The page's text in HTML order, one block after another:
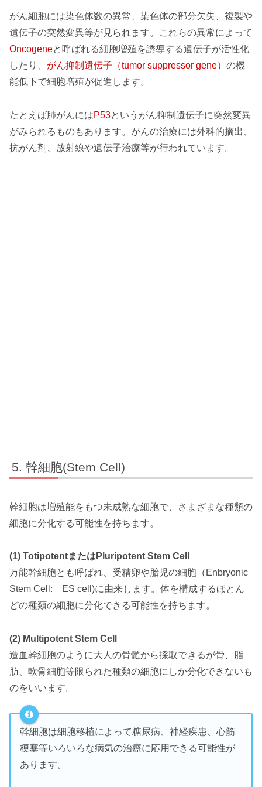
がん細胞には染色体数の異常、染色体の部分欠失、複製や
遺伝子の突然変異等が見られます。これらの異常によって
Oncogeneと呼ばれる細胞増殖を誘導する遺伝子が活性化
したり、 がん抑制遺伝子（tumor suppressor gene） の機
能低下で細胞増殖が促進します。
たとえば肺がんにはP53というがん抑制遺伝子に突然変異
がみられるものもあります。がんの治療には外科的摘出、
抗がん剤、放射線や遺伝子治療等が行われています。
幹細胞(Stem Cell)
幹細胞は増殖能をもつ未成熟な細胞で、さまざまな種類の
細胞に分化する可能性を持ちます。
(1) TotipotentまたはPluripotent Stem Cell
万能幹細胞とも呼ばれ、受精卵や胎児の細胞（Enbryonic
Stem Cell: ES cell)に由来します。体を構成するほとん
どの種類の細胞に分化できる可能性を持ちます。
(2) Multipotent Stem Cell
造血幹細胞のように大人の骨髄から採取できるが骨、脂
肪、軟骨細胞等限られた種類の細胞にしか分化できないも
のをいいます。
幹細胞は細胞移植によって糖尿病、神経疾患、心筋
梗塞等いろいろな病気の治療に応用できる可能性が
あります。